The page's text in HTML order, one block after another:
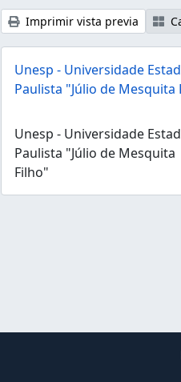
Imprimir vista previa
Unesp - Universidade
Paulista "Júlio de Mesquita
Unesp - Universidade
Paulista "Júlio de Mesquita
Filho"